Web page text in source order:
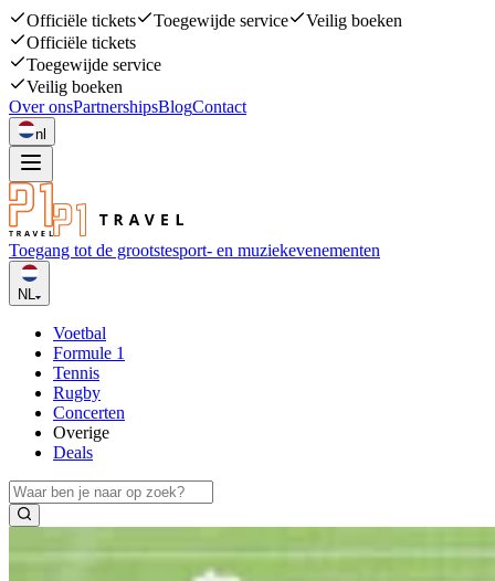
Officiële tickets Toegewijde service
Veilig boeken
Officiële tickets
Toegewijde service
Veilig boeken
Over onsPartnershipsBlogContact
nl
Toegang tot de grootstesport- en muziekevenementen
NL
Voetbal
Formule 1
Tennis
Rugby
Concerten
Overige
Deals